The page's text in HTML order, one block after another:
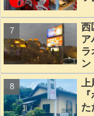
西
ア
ラ
ン
た